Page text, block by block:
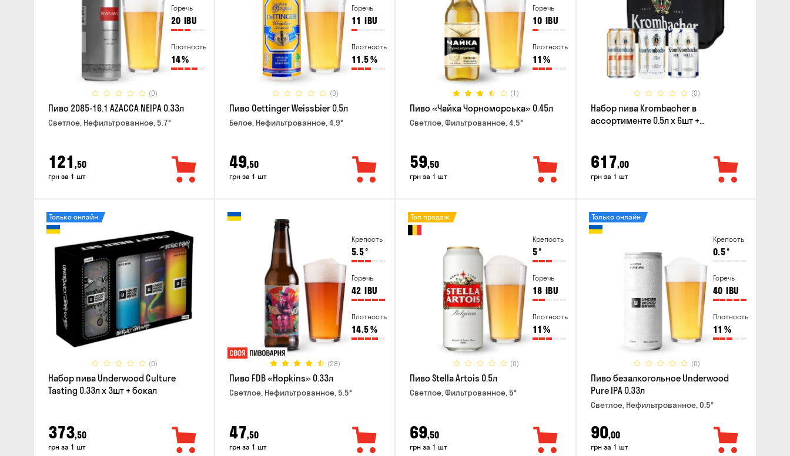
Горечь
20 IBU
Плотность
14%
(0)
Пиво 2085-16.1 AZACCA NEIPA 0.33л
Светлое, Нефильтрованное, 5.7°
121 ,50
грн за 1 шт
Горечь
11 IBU
Плотность
11.5%
(0)
Пиво Oettinger Weissbier 0.5л
Белое, Нефильтрованное, 4.9°
49,50
грн за 1 шт
Горечь
10 IBU
Плотность
11 %
(1)
Пиво «Чайка Чорноморська» 0.45л
Светлое, Фильтрованное, 4.5°
59,50
грн за 1 шт
(0)
Набор пива Krombacher в
ассортименте 0.5л х 6шт +
617,00
грн за 1 шт
(0)
Только онлайн
Набор пива Underwood Culture
Tasting 0.33л x 3шт + бокал
373,50
грн за 1 шт
Крепость
5.5°
Горечь
42 IBU
Плотность
14.5%
(28)
Пиво FDB «Hopkins» 0.33л
Светлое, Нефильтрованное, 5.5°
47,50
грн за 1 шт
Крепость
5°
Горечь
18 IBU
Плотность
11 %
(0)
Топ продаж
Пиво Stella Artois 0.5л
Светлое, Фильтрованное, 5°
69,50
грн за 1 шт
Крепость
0.5°
Горечь
40 IBU
Плотность
11 %
(0)
Только онлайн
Пиво безалкогольное Underwood
Pure IPA 0.33л
Светлое, Нефильтрованное, 0.5°
90,00
грн за 1 шт